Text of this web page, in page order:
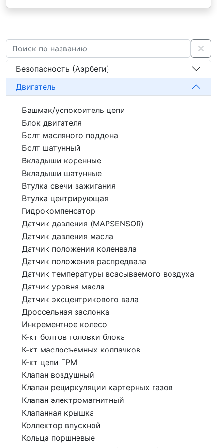
Безопасность (Аэрбеги)
Двигатель
Башмак/успокоитель цепи
Блок двигателя
Болт масляного поддона
Болт шатунный
Вкладыши коренные
Вкладыши шатунные
Втулка свечи зажигания
Втулка центрирующая
Гидрокомпенсатор
Датчик давления (MAPSENSOR)
Датчик давления масла
Датчик положения коленвала
Датчик положения распредвала
Датчик температуры всасываемого воздуха
Датчик уровня масла
Датчик эксцентрикового вала
Дроссельная заслонка
Инкрементное колесо
К-кт болтов головки блока
К-кт маслосъемных колпачков
К-кт цепи ГРМ
Клапан воздушный
Клапан рециркуляции картерных газов
Клапан электромагнитный
Клапанная крышка
Коллектор впускной
Кольца поршневые